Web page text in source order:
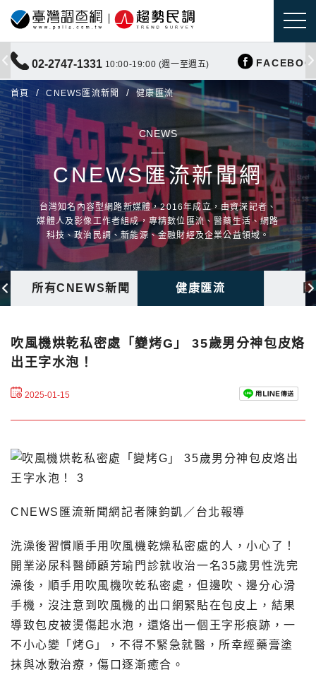
02-2747-1331 10:00-19:00 (週一至週五)
首頁 CNEWS匯流新聞 健康匯流
CNEWS
CNEWS匯流新聞網
台灣知名內容型網路新媒體，2016年成立，由資深記者、
媒體人及影像工作者組成，專精數位匯流、醫藥生活、網路
科技、政治民調、新能源、金融財經及企業公益領域。
所有CNEWS新聞 健康匯流
吹風機烘乾私密處「變烤G」 35歲男分神包皮烙
出王字水泡！
2025-01-15
CNEWS匯流新聞網記者陳鈞凱／台北報導
洗澡後習慣順手用吹風機乾燥私密處的人，小心了！
開業泌尿科醫師顧芳瑜門診就收治一名35歲男性洗完
澡後，順手用吹風機吹乾私密處，但邊吹、邊分心滑
手機，沒注意到吹風機的出口網緊貼在包皮上，結果
導致包皮被燙傷起水泡，還烙出一個王字形痕跡，一
不小心變「烤G」，不得不緊急就醫，所幸經藥膏塗
抹與冰敷治療，傷口逐漸癒合。